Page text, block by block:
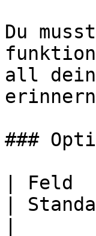
Du
all
###
|
|